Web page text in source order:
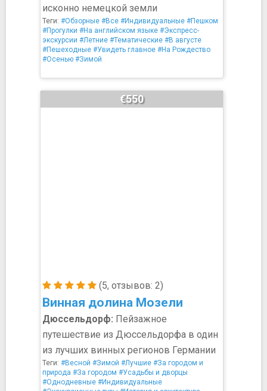
исконно немецкой земли
Теги: #Обзорные #Все #Индивидуальные #Пешком
#Прогулки #На английском языке #Экспресс-
экскурсии #Летние #Тематические #В августе
#Пешеходные #Увидеть главное #На Рождество
#Осенью #Зимой
(5, отзывов: 2)
Винная долина Мозели
€550
Дюссельдорф: Пейзажное
путешествие из Дюссельдорфа в один
из лучших винных регионов Германии
Теги: #Весной #Зимой #Лучшие #За городом и
природа #За городом #Усадьбы и дворцы
#Однодневные #Индивидуальные